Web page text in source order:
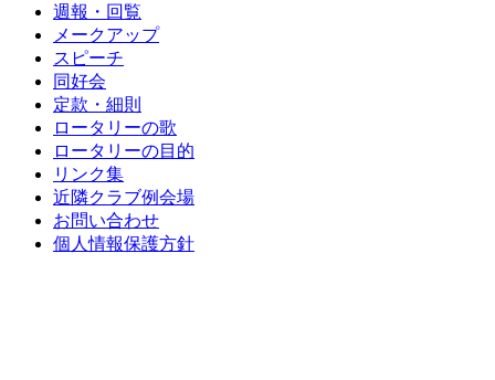
週報・回覧
メークアップ
スピーチ
同好会
定款・細則
ロータリーの歌
ロータリーの目的
リンク集
近隣クラブ例会場
お問い合わせ
個人情報保護方針